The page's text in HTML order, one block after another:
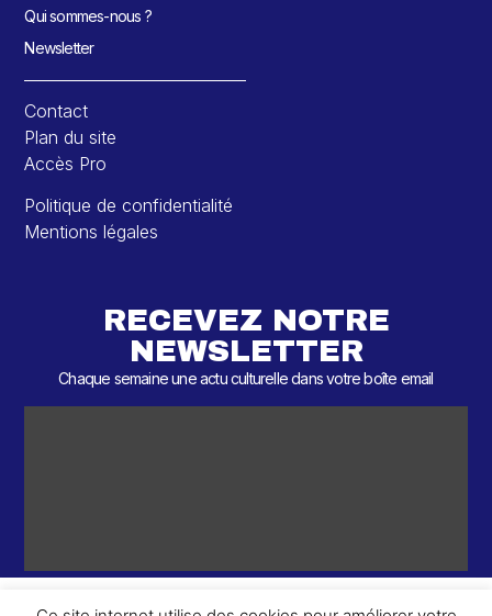
Qui sommes-nous ?
Newsletter
Contact
Plan du site
Accès Pro
Politique de confidentialité
Mentions légales
RECEVEZ NOTRE
NEWSLETTER
Chaque semaine une actu culturelle dans votre boîte email